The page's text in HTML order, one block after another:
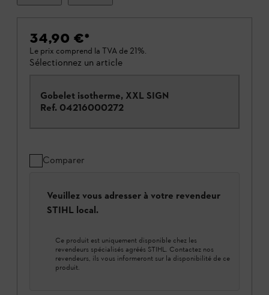
34,90 €*
Le prix comprend la TVA de 21%.
Sélectionnez un article
Gobelet isotherme, XXL SIGN
Ref. 04216000272
Comparer
Veuillez vous adresser à votre revendeur
STIHL local.
Ce produit est uniquement disponible chez les
revendeurs spécialisés agréés STIHL. Contactez nos
revendeurs, ils vous informeront sur la disponibilité de ce
produit.